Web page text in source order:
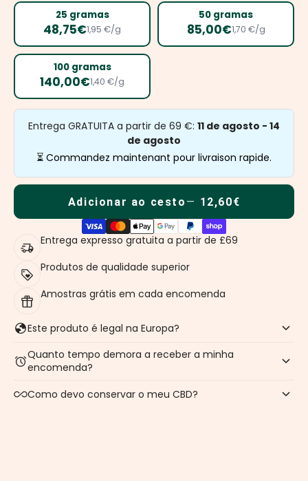
25 gramas
48,75€1,95 €/g
50 gramas
85,00€1,70 €/g
100 gramas
140,00€1,40 €/g
Entrega GRATUITA a partir de 69 €: 11 de agosto - 14
de agosto
⏳ Commandez maintenant pour livraison rapide.
Adicionar ao cesto 12,60€
Entrega expresso gratuita a partir de £69
Produtos de qualidade superior
Amostras grátis em cada encomenda
Este produto é legal na Europa?
Quanto tempo demora a receber a minha
encomenda?
Como devo conservar o meu CBD?